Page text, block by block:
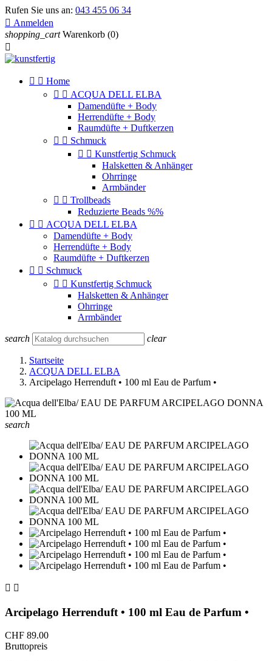
Rufen Sie uns an: 043 455 06 34
 Anmelden
shopping_cart Warenkorb (0)

  Home
  ACQUA DELL ELBA
Damendüfte + Body
Herrendüfte + Body
Raumdüfte + Duftkerzen
  Schmuck
  Kunstfertig Schmuck
Halsketten & Anhänger
Ohrringe
Armbänder
  Trollbeads
Reduzierte Beads %%
  ACQUA DELL ELBA
Damendüfte + Body
Herrendüfte + Body
Raumdüfte + Duftkerzen
  Schmuck
  Kunstfertig Schmuck
Halsketten & Anhänger
Ohrringe
Armbänder
search clear
Startseite
ACQUA DELL ELBA
Arcipelago Herrenduft • 100 ml Eau de Parfum •
search
 
Arcipelago Herrenduft • 100 ml Eau de Parfum •
CHF 89.00
Bruttopreis